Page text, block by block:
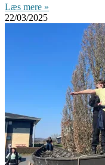
Læs mere »
22/03/2025